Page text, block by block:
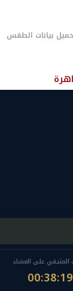
بيانات الطقس
المتبقي على العشاء
00:38:16